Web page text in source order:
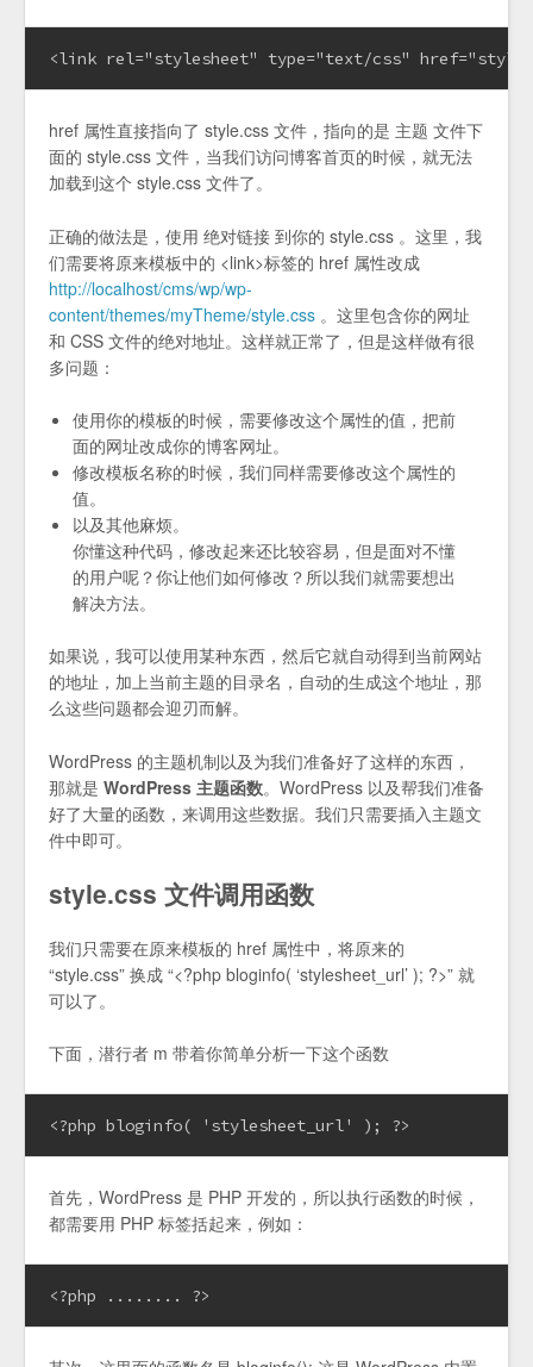
<link rel="stylesheet" type="text/css"
href 属性直接指向了 style.css 文件，指向的是 主题 文件下
面的 style.css 文件，当我们访问博客首页的时候，就无法
加载到这个 style.css 文件了。
正确的做法是，使用 绝对链接 到你的 style.css 。这里，我
们需要将原来模板中的 <link>标签的 href 属性改成
http://localhost/cms/wp/wp-
content/themes/myTheme/style.css 。这里包含你的网址
和 CSS 文件的绝对地址。这样就正常了，但是这样做有很
多问题：
使用你的模板的时候，需要修改这个属性的值，把前
面的网址改成你的博客网址。
修改模板名称的时候，我们同样需要修改这个属性的
值。
以及其他麻烦。
你懂这种代码，修改起来还比较容易，但是面对不懂
的用户呢？你让他们如何修改？所以我们就需要想出
解决方法。
如果说，我可以使用某种东西，然后它就自动得到当前网站
的地址，加上当前主题的目录名，自动的生成这个地址，那
么这些问题都会迎刃而解。
WordPress 的主题机制以及为我们准备好了这样的东西，
那就是 WordPress 主题函数。WordPress 以及帮我们准备
好了大量的函数，来调用这些数据。我们只需要插入主题文
件中即可。
style.css 文件调用函数
我们只需要在原来模板的 href 属性中，将原来的
“style.css” 换成 “<?php bloginfo( ‘stylesheet_url’ ); ?>” 就
可以了。
下面，潜行者 m 带着你简单分析一下这个函数
<?php bloginfo( 'stylesheet_url' ); ?>
首先，WordPress 是 PHP 开发的，所以执行函数的时候，
都需要用 PHP 标签括起来，例如：
<?php ........ ?>